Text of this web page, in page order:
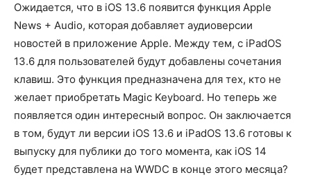
Ожидается, что в iOS 13.6 появится функция Apple
News + Audio, которая добавляет аудиоверсии
новостей в приложение Apple. Между тем, с iPadOS
13.6 для пользователей будут добавлены сочетания
клавиш. Это функция предназначена для тех, кто не
желает приобретать Magic Keyboard. Но теперь же
появляется один интересный вопрос. Он заключается
в том, будут ли версии iOS 13.6 и iPadOS 13.6 готовы к
выпуску для публики до того момента, как iOS 14
будет представлена на WWDC в конце этого месяца?